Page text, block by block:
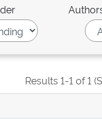
Results 1-1 of 1